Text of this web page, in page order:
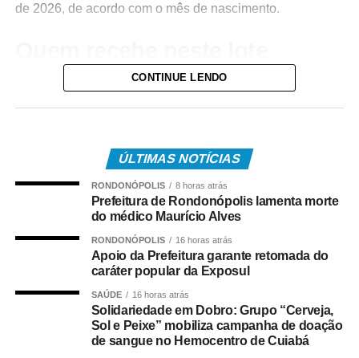
de 2026, de acordo com o mês de nascimento.
Do total de contemplados em maio:
pagamento feito pela Caixa Econômica Federal,
somando R$ 4,8 bilhões;
• 499.509 são servidores públicos, inscritos no Programa
de Formação do Patrimônio do Servidor Público (Pasep),
pagos pelo Banco do Brasil, com total de cerca de R$
Quem tem direito ao Abono
Salarial
CONTINUE LENDO
ÚLTIMAS NOTÍCIAS
RONDONÓPOLIS 8 horas atrás
Prefeitura de Rondonópolis lamenta morte
do médico Maurício Alves
RONDONÓPOLIS 16 horas atrás
Apoio da Prefeitura garante retomada do
caráter popular da Exposul
SAÚDE 16 horas atrás
Solidariedade em Dobro: Grupo “Cerveja,
Sol e Peixe” mobiliza campanha de doação
de sangue no Hemocentro de Cuiabá